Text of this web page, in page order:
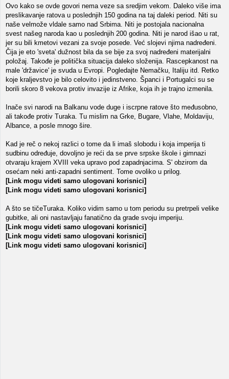
Ovo kako se ovde govori nema veze sa sredjim vekom. Daleko više ima
preslikavanje ratova u poslednjih 150 godina na taj daleki period. Niti su
naše velmože vldale samo nad Srbima. Niti je postojala nacionalna
svest našeg naroda kao u poslednjih 200 godina. Niti je narod išao u rat,
jer su bili kmetovi vezani za svoje posede. Već slojevi njima nadređeni.
Čija je eto 'sveta' dužnost bila da se bije za svoj nadređeni materijalni
položaj. Takođe je politička situacija daleko složenija. Rascepkanost na
male 'državice' je svuda u Evropi. Pogledajte Nemačku, Italiju itd. Retko
koje kraljevstvo je bilo celovito i jedinstveno. Španci i Portugalci su se
borili skoro 8 vekova protiv invazije iz Afrike, koja ih je trajno izmenila.
Inače svi narodi na Balkanu vode duge i iscrpne ratove što međusobno,
ali takođe protiv Turaka. Tu mislim na Grke, Bugare, Vlahe, Moldaviju,
Albance, a posle mnogo šire.
Kad je reč o nekoj razlici o tome da li imaš slobodu i koja imperija ti
sudbinu određuje, dovoljno je reći da se prve srpske škole i gimnazi
otvaraju krajem XVIII veka upravo pod zapadnjacima. S' obzirom da
osećam neki anti-zapadni sentiment. Tome ovoliko u prilog.
[Link mogu videti samo ulogovani korisnici]
[Link mogu videti samo ulogovani korisnici]
A što se tičeTuraka. Koliko vidim samo u tom periodu su pretrpeli velike
gubitke, ali oni nastavljaju fanatično da grade svoju imperiju.
[Link mogu videti samo ulogovani korisnici]
[Link mogu videti samo ulogovani korisnici]
[Link mogu videti samo ulogovani korisnici]